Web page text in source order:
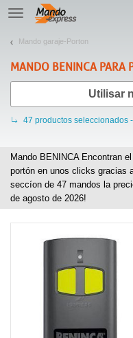
TE
navigation
Mando garaje-Porton
MANDO BENINCAPARA
Utilisar
47 productos seleccionados
Mando BENINCA Encontran
portón en unos clicks gracias
seccíon de 47 mandos la
de agosto de 2026!
¡Permítenos presentarte nuestras cookies!